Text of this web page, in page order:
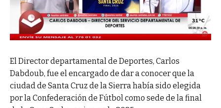
El Director departamental de Deportes, Carlos
Dabdoub, fue el encargado de dar a conocer que la
ciudad de Santa Cruz de la Sierra había sido elegida
por la Confederación de Fútbol como sede de la final